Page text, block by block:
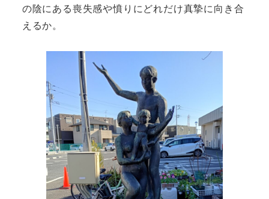
の陰にある喪失感や憤りにどれだけ真摯に向き合
えるか。